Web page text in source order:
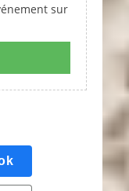
sur